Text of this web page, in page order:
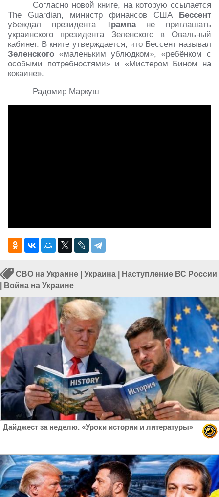
Согласно новой книге, на которую ссылается
The Guardian, министр финансов США
Бессент
убеждал президента Трампане приглашать
украинского президента Зеленского в Овальный
кабинет. В книге утверждается, что Бессент называл
Зеленского «маленьким ублюдком», «ребёнком с
особыми потребностями» и «Мистером Бином на
кокаине».
Радомир Маркуш
СВО на Украине Украина
Наступление ВС России
Война на Украине
Дайджест за неделю. «Уроки истории и литературы»